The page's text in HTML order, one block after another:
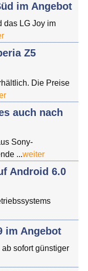
im Angebot
das LG Joy im
Z5
Die Preise
auch nach
Sony-
...weiter
Android 6.0
im Angebot
sofort günstiger